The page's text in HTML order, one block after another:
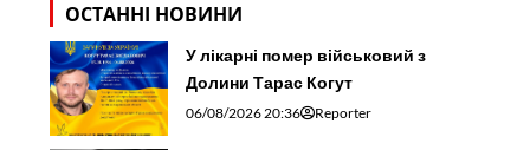
ОСТАННІ НОВИНИ
У лікарні помер військовий з
Долини Тарас Когут
06/08/2026 20:36 Reporter